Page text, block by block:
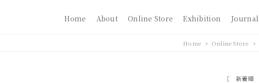
Home About Online Store Exhibition Journal
Home Online Store
新着順